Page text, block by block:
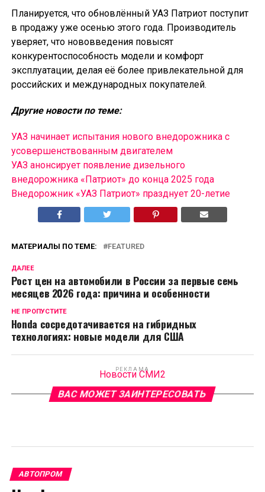
Планируется, что обновлённый УАЗ Патриот поступит
в продажу уже осенью этого года. Производитель
уверяет, что нововведения повысят
конкурентоспособность модели и комфорт
эксплуатации, делая её более привлекательной для
российских и международных покупателей.
Другие новости по теме:
УАЗ начинает испытания нового внедорожника с
усовершенствованным двигателем
УАЗ анонсирует появление дизельного
внедорожника «Патриот» до конца 2025 года
Внедорожник «УАЗ Патриот» празднует 20-летие
МАТЕРИАЛЫ ПО ТЕМЕ: FEATURED
ДАЛЕЕ
Рост цен на автомобили в России за первые семь
месяцев 2026 года: причина и особенности
НЕ ПРОПУСТИТЕ
Honda сосредотачивается на гибридных
технологиях: новые модели для США
РЕКЛАМА
Новости СМИ2
ВАС МОЖЕТ ЗАИНТЕРЕСОВАТЬ
АВТОПРОМ